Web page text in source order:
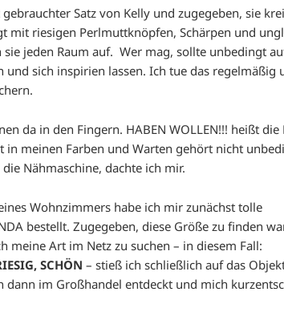
Satz von Kelly und zugegeben, sie
mit riesigen Perlmuttknöpfen, Schärpen und
jeden Raum auf. Wer mag, sollte unbedingt
und sich inspirien lassen. Ich tue das regelmäßig
da in den Fingern. HABEN WOLLEN!!! heißt die
in meinen Farben und Warten gehört nicht
Nähmaschine, dachte ich mir.
Wohnzimmers habe ich mir zunächst tolle
bestellt. Zugegeben, diese Größe zu finden
meine Art im Netz zu suchen – in diesem Fall:
SCHÖN – stieß ich schließlich auf das
dann im Großhandel entdeckt und mich